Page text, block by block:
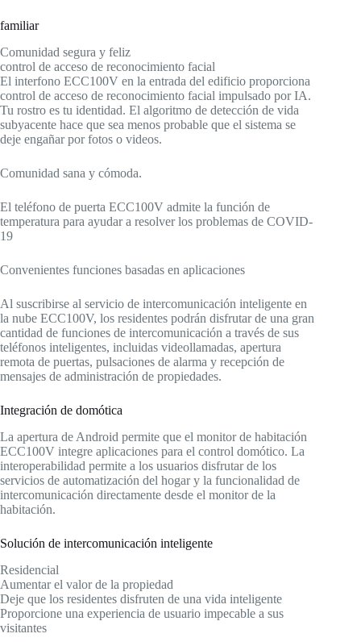
familiar
Comunidad segura y feliz
control de acceso de reconocimiento facial
El interfono ECC100V en la entrada del edificio proporciona
control de acceso de reconocimiento facial impulsado por IA.
Tu rostro es tu identidad. El algoritmo de detección de vida
subyacente hace que sea menos probable que el sistema se
deje engañar por fotos o videos.
Comunidad sana y cómoda.
El teléfono de puerta ECC100V admite la función de
temperatura para ayudar a resolver los problemas de COVID-
19
Convenientes funciones basadas en aplicaciones
Al suscribirse al servicio de intercomunicación inteligente en
la nube ECC100V, los residentes podrán disfrutar de una gran
cantidad de funciones de intercomunicación a través de sus
teléfonos inteligentes, incluidas videollamadas, apertura
remota de puertas, pulsaciones de alarma y recepción de
mensajes de administración de propiedades.
Integración de domótica
La apertura de Android permite que el monitor de habitación
ECC100V integre aplicaciones para el control domótico. La
interoperabilidad permite a los usuarios disfrutar de los
servicios de automatización del hogar y la funcionalidad de
intercomunicación directamente desde el monitor de la
habitación.
Solución de intercomunicación inteligente
Residencial
Aumentar el valor de la propiedad
Deje que los residentes disfruten de una vida inteligente
Proporcione una experiencia de usuario impecable a sus
visitantes